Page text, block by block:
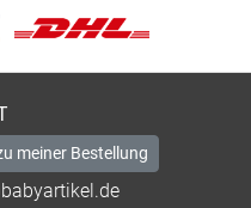
meiner Bestellung